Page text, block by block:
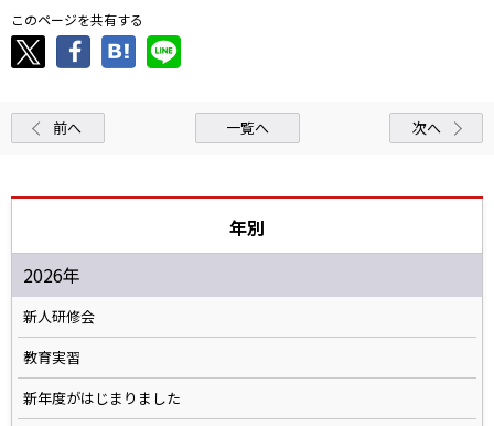
このページを共有する
前へ 一覧へ 次へ
年別
2026年
新人研修会
教育実習
新年度がはじまりました